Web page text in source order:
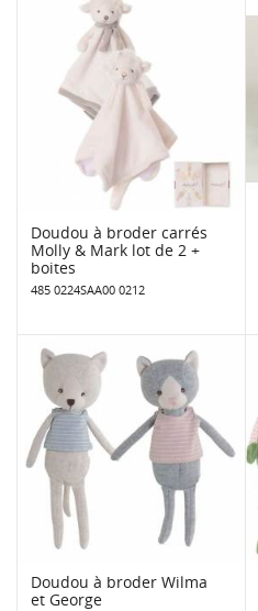
Doudou à broder carrés
Molly & Mark lot de 2 +
boites
485 0224SAA00 0212
Doudou à broder Wilma
et George